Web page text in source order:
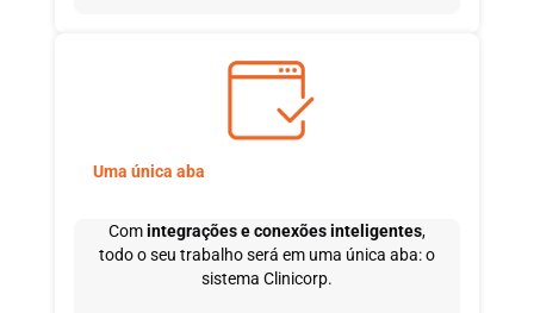
Uma única aba
Comintegrações e conexões inteligentes,
todo o seu trabalho será em uma única aba: o
sistema Clinicorp.